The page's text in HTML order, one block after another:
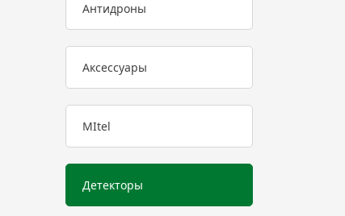
Антидроны
Аксессуары
MItel
Детекторы